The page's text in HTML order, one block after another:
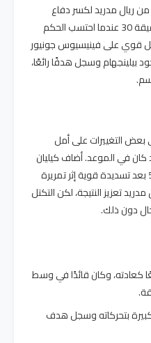
ريال مدريد لكسر دفاع
خيتافي. جاءت لحظة الحسم في الدقيقة 30 عندما احتسب الحكم
قوي على فينيسيوس جونيور
بيلينجهام وسجل هدفًا رائعًا،
بعض التغييرات على أمل
كان في الموعد. أضاف كيليان
مبابي الهدف الثاني في الدقيقة 58 بعد تسديدة قوية إثر تمريرة
تعزيز النتيجة، لكن التكتل
دون ذلك.
كعادته، وكان قائدًا في وسط
بتحركاته وسجل هدف